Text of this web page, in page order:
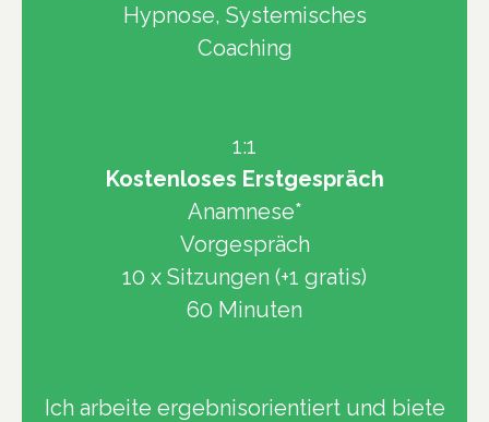
Hypnose, Systemisches
Coaching
1:1
Kostenloses Erstgespräch
Anamnese*
Vorgespräch
10 x Sitzungen (+1 gratis)
60 Minuten
Ich arbeite ergebnisorientiert und biete